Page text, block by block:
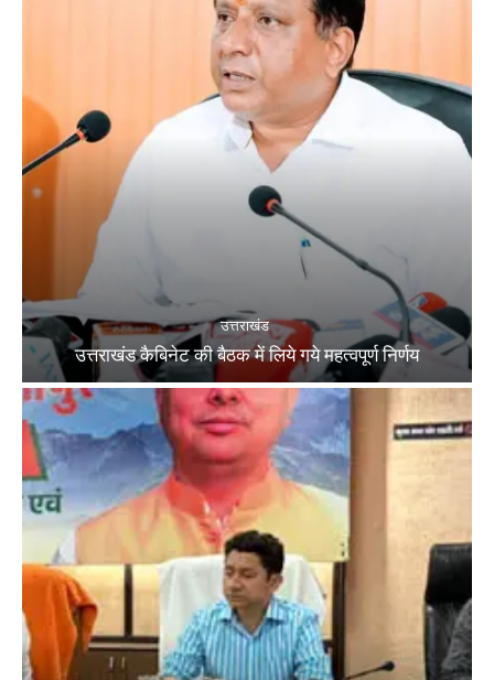
उत्तराखंड
उत्तराखंड कैबिनेट की बैठक में लिये गये महत्वपूर्ण निर्णय